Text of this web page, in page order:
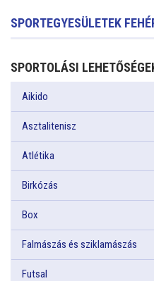
SPORTEGYESÜLETEK
SPORTOLÁSI
Aikido
Asztalitenisz
Atlétika
Birkózás
Box
Falmászás és sziklamászás
Futsal